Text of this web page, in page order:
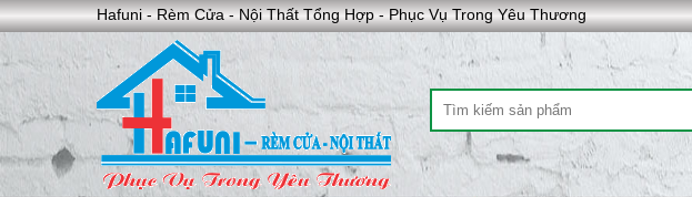
Hafuni - Rèm Cửa - Nội Thất Tổng Hợp - Phục Vụ Trong Yêu Thương